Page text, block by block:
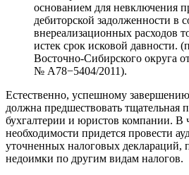
основанием для невключения
дебиторской задолженности в
внереализационных расходов
истек срок исковой давности. (
Восточно-Сибирского округа
№ А78−5404/2011).
Естественно, успешному завершению
должна предшествовать тщательная
бухгалтерии и юристов компании. В
необходимости придется провести
уточненных налоговых деклараций,
недоимки по другим видам налогов.